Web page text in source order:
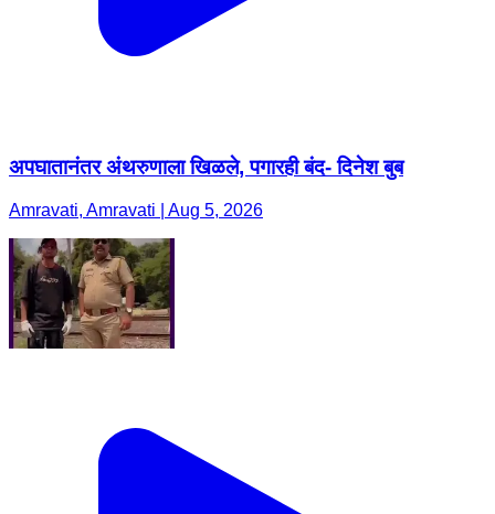
अपघातानंतर अंथरुणाला खिळले, पगारही बंद- दिनेश बुब
Amravati, Amravati | Aug 5, 2026